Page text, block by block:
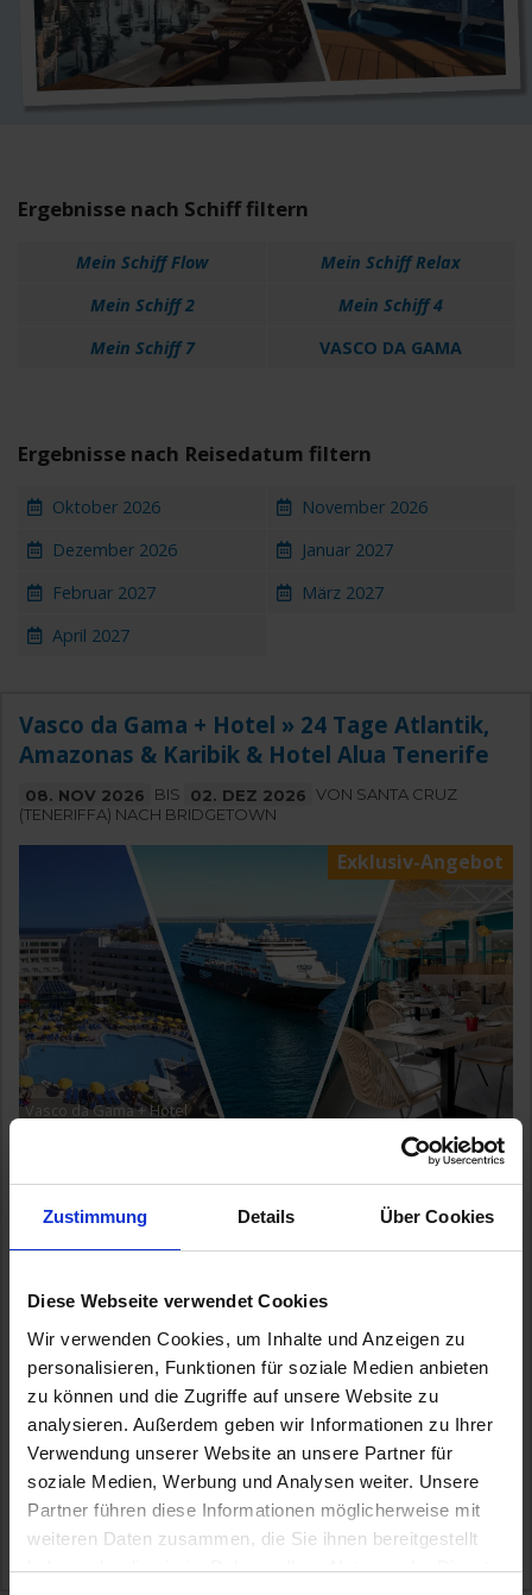
Zustimmung Details Über Cookies
Diese Webseite verwendet Cookies
Wir verwenden Cookies, um Inhalte und Anzeigen zu
personalisieren, Funktionen für soziale Medien anbieten
zu können und die Zugriffe auf unsere Website zu
analysieren. Außerdem geben wir Informationen zu Ihrer
Verwendung unserer Website an unsere Partner für
soziale Medien, Werbung und Analysen weiter. Unsere
Partner führen diese Informationen möglicherweise mit
weiteren Daten zusammen, die Sie ihnen bereitgestellt
haben oder die sie im Rahmen Ihrer Nutzung der Dienste
Ergebnisse nach Schiff filtern
Mein Schiff Flow
Mein Schiff Relax
Mein Schiff 2
Mein Schiff 4
Mein Schiff 7
VASCO DA GAMA
Ergebnisse nach Reisedatum filtern
Oktober 2026
November 2026
Dezember 2026
Januar 2027
Februar 2027
März 2027
April 2027
Vasco da Gama + Hotel » 24 Tage Atlantik,
Amazonas & Karibik & Hotel Alua Tenerife
08. NOV 2026 BIS 02. DEZ 2026 VON SANTA CRUZ
(TENERIFFA) NACH BRIDGETOWN
Exklusiv-Angebot
Vasco da Gama + Hotel
Hotel & Kreuzfahrt Kombireise - Starten Sie von Teneriffa aus
in Ihre Traumkreuzfahrt über den Atlantik! Genießen Sie das
milde...mehr
Kombination Hotel & Kreuzfahrt
Inkl. Flug Inkl. Hotelaufenthalt
INNENKABINE ab €3.599,-
AUSSENKABINE ab € 4.199,-
BALKONKABINE ab €5.999,-
SUITE 8.699,-
Zum Angebot